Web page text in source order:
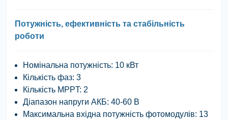
Потужність, ефективність та стабільність
роботи
Номінальна потужність: 10 кВт
Кількість фаз: 3
Кількість MPPT: 2
Діапазон напруги АКБ: 40-60 В
Максимальна вхідна потужність фотомодулів: 13